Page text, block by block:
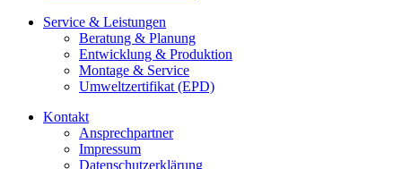
Service & Leistungen
Beratung & Planung
Entwicklung & Produktion
Montage & Service
Umweltzertifikat (EPD)
Kontakt
Ansprechpartner
Impressum
Datenschutzerklärung